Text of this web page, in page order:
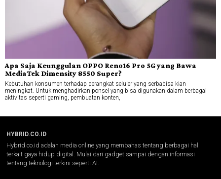
Apa Saja Keunggulan OPPO Reno16 Pro 5G yang Bawa
MediaTek Dimensity 8550 Super?
Kebutuhan konsumen terhadap perangkat seluler yang serbabisa kian
meningkat. Untuk menghadirkan ponsel yang bisa digunakan dalam berbagai
aktivitas seperti gaming, pembuatan konten,
HYBRID.CO.ID
Hybrid.co.id adalah media online yang membahas tentang berbagai hal
terkait gaya hidup digital. Mulai dari gadget sampai dengan informasi
tentang teknologi terkini seperti AI.